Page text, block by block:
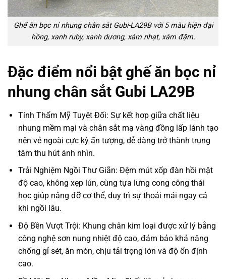
Ghế ăn bọc nỉ nhung chân sắt Gubi-LA29B với 5 màu hiện đại
hồng, xanh ruby, xanh dương, xám nhạt, xám đậm.
Đặc điểm nổi bật ghế ăn bọc nỉ
nhung chân sắt Gubi LA29B
Tính Thẩm Mỹ Tuyệt Đối: Sự kết hợp giữa chất liệu
nhung mềm mại và chân sắt mạ vàng đồng lấp lánh tạo
nên vẻ ngoài cực kỳ ấn tượng, dễ dàng trở thành trung
tâm thu hút ánh nhìn.
Trải Nghiệm Ngồi Thư Giãn: Đệm mút xốp đàn hồi mật
độ cao, không xẹp lún, cùng tựa lưng cong công thái
học giúp nâng đỡ cơ thể, duy trì sự thoải mái ngay cả
khi ngồi lâu.
Độ Bền Vượt Trội: Khung chân kim loại được xử lý bằng
công nghệ sơn nung nhiệt độ cao, đảm bảo khả năng
chống gỉ sét, ăn mòn, chịu tải trọng lớn và độ ổn định
cao.